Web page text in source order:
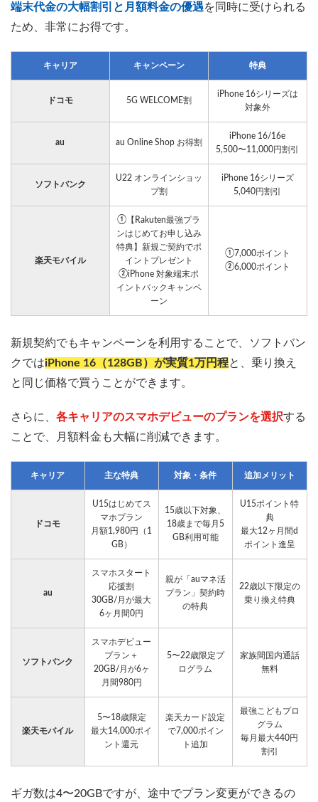
端末代金の大幅割引と月額料金の優遇を同時に受けられる
ため、非常にお得です。
キャリア キャンペーン 特典
ドコモ 5G WELCOME割
iPhone 16シリーズは
対象外
au au Online Shop お得割
iPhone 16/16e
5,500〜11,000円割引
ソフトバンク
U22 オンラインショッ
プ割
iPhone 16シリーズ
5,040円割引
楽天モバイル
①【Rakuten最強プラ
ンはじめてお申し込み
特典】新規ご契約でポ
イントプレゼント
②iPhone 対象端末ポ
イントバックキャンペ
ーン
①7,000ポイント
②6,000ポイント
新規契約でもキャンペーンを利用することで、ソフトバン
クではiPhone 16（128GB）が実質1万円程と、乗り換え
と同じ価格で買うことができます。
さらに、 各キャリアのスマホデビューのプランを選択する
ことで、月額料金も大幅に削減できます。
キャリア 主な特典 対象・条件 追加メリット
ドコモ
U15はじめてス
マホプラン
月額1,980円（1
GB）
15歳以下対象、
18歳まで毎月5
GB利用可能
U15ポイント特
典
最大12ヶ月間d
ポイント進呈
au
スマホスタート
応援割
30GB/月が最大
6ヶ月間0円
親が「auマネ活
プラン」契約時
の特典
22歳以下限定の
乗り換え特典
ソフトバンク
スマホデビュー
プラン＋
20GB/月が6ヶ
月間980円
5〜22歳限定プ
ログラム
家族間国内通話
無料
楽天モバイル
5〜18歳限定
最大14,000ポイ
ント還元
楽天カード設定
で7,000ポイン
ト追加
最強こどもプロ
グラム
毎月最大440円
割引
ギガ数は4〜20GBですが、途中でプラン変更ができるの